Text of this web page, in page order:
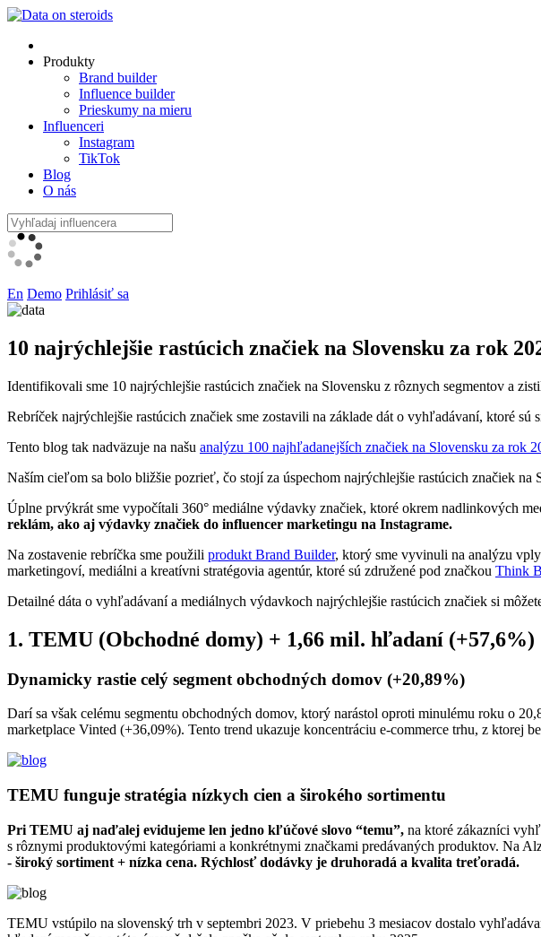
Produkty
Brand builder
Influence builder
Prieskumy na mieru
Influenceri
Instagram
TikTok
Blog
O nás
En Demo Prihlásiť sa
10 najrýchlejšie rastúcich značiek na Slovensku za rok
Identifikovali sme 10 najrýchlejšie rastúcich značiek na Slovensku z rôznych segmentov a
Rebríček najrýchlejšie rastúcich značiek sme zostavili na základe dát o vyhľadávaní, ktoré
Tento blog tak nadväzuje na našu analýzu 100 najhľadanejších značiek na Slovensku za rok
Naším cieľom sa bolo bližšie pozrieť, čo stojí za úspechom najrýchlejšie rastúcich značiek
Úplne prvýkrát sme vypočítali 360° mediálne výdavky značiek, ktoré okrem nadlinkových
reklám, ako aj výdavky značiek do influencer marketingu na Instagrame.
Na zostavenie rebríčka sme použili produkt Brand Builder, ktorý sme vyvinuli na analýzu
marketingoví, mediálni a kreatívni stratégovia agentúr, ktoré sú združené pod značkou Think
Detailné dáta o vyhľadávaní a mediálnych výdavkoch najrýchlejšie rastúcich značiek si
1. TEMU (Obchodné domy) + 1,66 mil. hľadaní (+57,6%)
Dynamicky rastie celý segment obchodných domov (+20,89%)
Darí sa však celému segmentu obchodných domov, ktorý narástol oproti minulému roku o
marketplace Vinted (+36,09%). Tento trend ukazuje koncentráciu e-commerce trhu, z
TEMU funguje stratégia nízkych cien a širokého sortimentu
Pri TEMU aj naďalej evidujeme len jedno kľúčové slovo “temu”, na ktoré zákazníci
s rôznymi produktovými kategóriami a konkrétnymi značkami predávaných produktov. Na
- široký sortiment + nízka cena. Rýchlosť dodávky je druhoradá a kvalita treťoradá.
TEMU vstúpilo na slovenský trh v septembri 2023. V priebehu 3 mesiacov dostalo